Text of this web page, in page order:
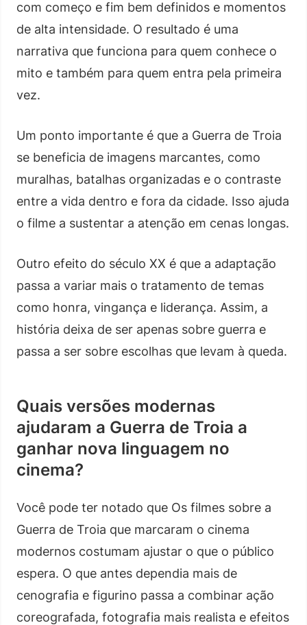
com começo e fim bem definidos e momentos
de alta intensidade. O resultado é uma
narrativa que funciona para quem conhece o
mito e também para quem entra pela primeira
vez.
Um ponto importante é que a Guerra de Troia
se beneficia de imagens marcantes, como
muralhas, batalhas organizadas e o contraste
entre a vida dentro e fora da cidade. Isso ajuda
o filme a sustentar a atenção em cenas longas.
Outro efeito do século XX é que a adaptação
passa a variar mais o tratamento de temas
como honra, vingança e liderança. Assim, a
história deixa de ser apenas sobre guerra e
passa a ser sobre escolhas que levam à queda.
Quais versões modernas
ajudaram a Guerra de Troia a
ganhar nova linguagem no
cinema?
Você pode ter notado que Os filmes sobre a
Guerra de Troia que marcaram o cinema
modernos costumam ajustar o que o público
espera. O que antes dependia mais de
cenografia e figurino passa a combinar ação
coreografada, fotografia mais realista e efeitos